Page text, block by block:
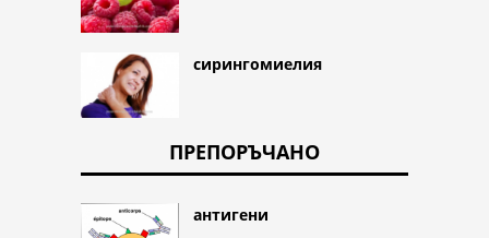
сирингомиелия
ПРЕПОРЪЧАНО
антигени